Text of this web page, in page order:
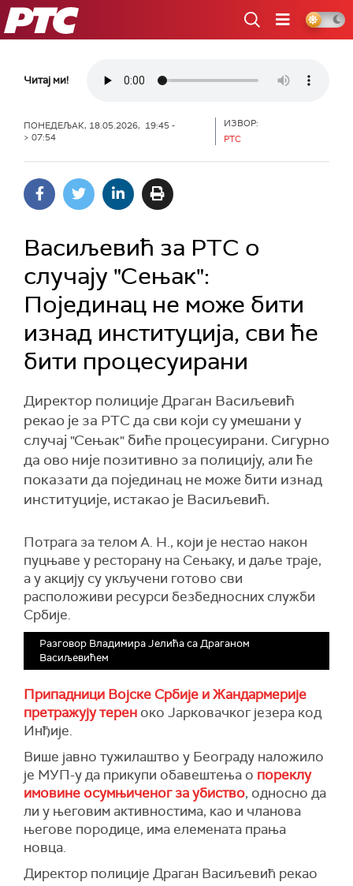
РТС
Читај ми!
ПОНЕДЕЉАК, 18.05.2026, 19:45 -
> 07:54
ИЗВОР:
РТС
Васиљевић за РТС о
случају "Сењак":
Појединац не може бити
изнад институција, сви ће
бити процесуирани
Директор полиције Драган Васиљевић
рекао је за РТС да сви који су умешани у
случај "Сењак" биће процесуирани. Сигурно
да ово није позитивно за полицију, али ће
показати да појединац не може бити изнад
институције, истакао је Васиљевић.
Потрага за телом А. Н., који је нестао након
пуцњаве у ресторану на Сењаку, и даље траје,
а у акцију су укључени готово сви
расположиви ресурси безбедносних служби
Србије.
Разговор Владимира Јелића са Драганом
Васиљевићем
Припадници Војске Србије и Жандармерије
претражују терен око Јарковачког језера код
Инђије.
Више јавно тужилаштво у Београду наложило
је МУП-у да прикупи обавештења о пореклу
имовине осумњиченог за убиство, односно да
ли у његовим активностима, као и чланова
његове породице, има елемената прања
новца.
Директор полиције Драган Васиљевић рекао